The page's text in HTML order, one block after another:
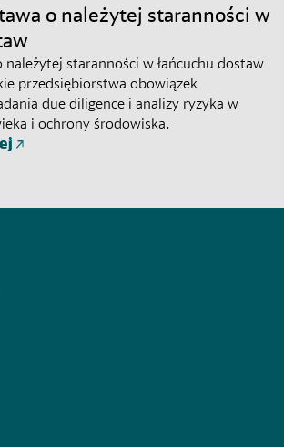
o należytej staranności w
należytej staranności w łańcuchu dostaw
przedsiębiorstwa obowiązek
due diligence i analizy ryzyka w
i ochrony środowiska.